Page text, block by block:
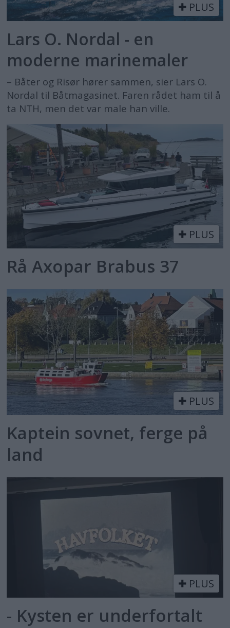
PLUS
Lars O. Nordal - en
moderne marinemaler
– Båter og Risør hører sammen, sier Lars O.
Nordal til Båtmagasinet. Faren rådet ham til å
ta NTH, men det var male han ville.
PLUS
Rå Axopar Brabus 37
PLUS
Kaptein sovnet, ferge på
land
PLUS
- Kysten er underfortalt